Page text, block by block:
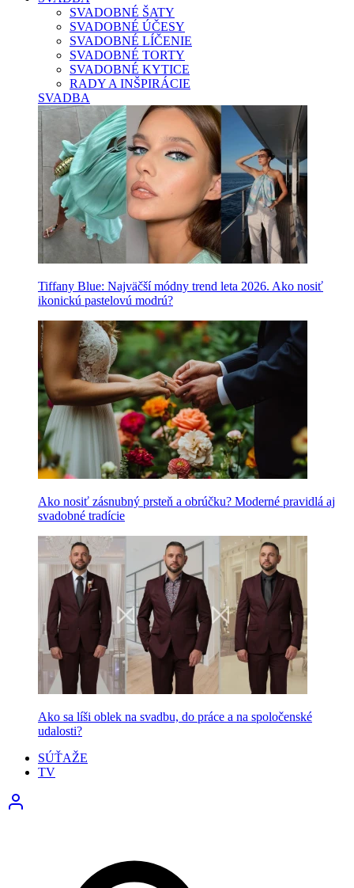
SVADOBNÉ ŠATY
SVADOBNÉ ÚČESY
SVADOBNÉ LÍČENIE
SVADOBNÉ TORTY
SVADOBNÉ KYTICE
RADY A INŠPIRÁCIE
SVADBA
Tiffany Blue: Najväčší módny trend leta 2026. Ako nosiť
ikonickú pastelovú modrú?
Ako nosiť zásnubný prsteň a obrúčku? Moderné pravidlá aj
svadobné tradície
Ako sa líši oblek na svadbu, do práce a na spoločenské
udalosti?
SÚŤAŽE
TV